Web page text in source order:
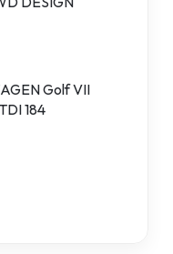
Golf VII
184